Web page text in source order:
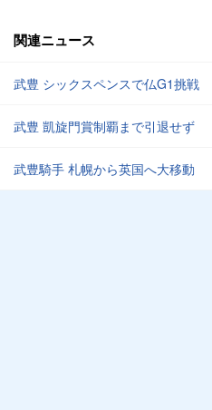
関連ニュース
武豊 シックスペンスで仏G1挑戦
武豊 凱旋門賞制覇まで引退せず
武豊騎手 札幌から英国へ大移動